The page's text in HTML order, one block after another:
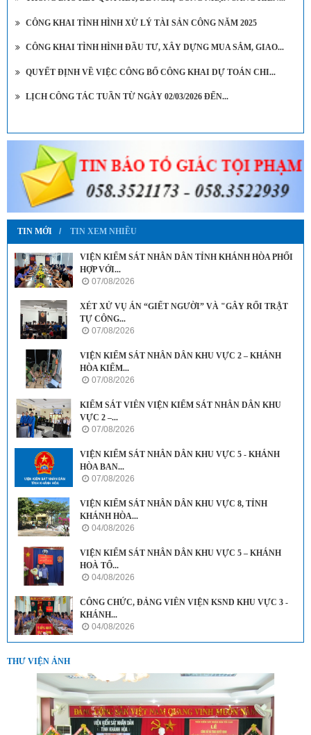
CÔNG KHAI TÌNH HÌNH XỬ LÝ TÀI SẢN CÔNG NĂM 2025
CÔNG KHAI TÌNH HÌNH ĐẦU TƯ, XÂY DỰNG MUA SẮM, GIAO...
QUYẾT ĐỊNH VỀ VIỆC CÔNG BỐ CÔNG KHAI DỰ TOÁN CHI...
LỊCH CÔNG TÁC TUẦN TỪ NGÀY 02/03/2026 ĐẾN...
TIN MỚI TIN XEM NHIỀU
VIỆN KIỂM SÁT NHÂN DÂN TỈNH KHÁNH HÒA PHỐI
HỢP VỚI...
07/08/2026
XÉT XỬ VỤ ÁN “GIẾT NGƯỜI” VÀ "GÂY RỐI TRẬT
TỰ CÔNG...
07/08/2026
VIỆN KIỂM SÁT NHÂN DÂN KHU VỰC 2 – KHÁNH
HÒA KIỂM...
07/08/2026
KIỂM SÁT VIÊN VIỆN KIỂM SÁT NHÂN DÂN KHU
VỰC 2 –...
07/08/2026
VIỆN KIỂM SÁT NHÂN DÂN KHU VỰC 5 - KHÁNH
HÒA BAN...
07/08/2026
VIỆN KIỂM SÁT NHÂN DÂN KHU VỰC 8, TỈNH
KHÁNH HÒA...
04/08/2026
VIỆN KIỂM SÁT NHÂN DÂN KHU VỰC 5 – KHÁNH
HOÀ TỔ...
04/08/2026
CÔNG CHỨC, ĐẢNG VIÊN VIỆN KSND KHU VỰC 3 -
KHÁNH...
04/08/2026
THƯ VIỆN ẢNH